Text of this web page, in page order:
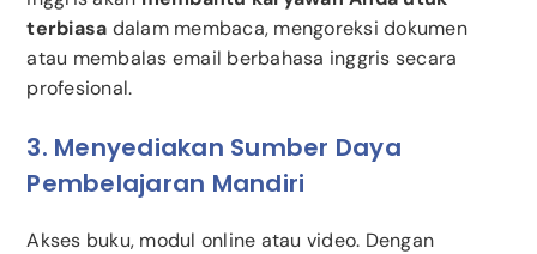
terbiasa dalam membaca, mengoreksi dokumen
atau membalas email berbahasa inggris secara
profesional.
3. Menyediakan Sumber Daya
Pembelajaran Mandiri
Akses buku, modul online atau video. Dengan